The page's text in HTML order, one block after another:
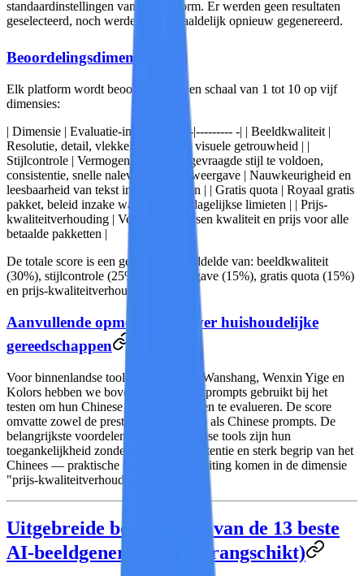
standaardinstellingen van elk platform. Er werden geen resultaten
geselecteerd, noch werden ze herhaaldelijk opnieuw gegenereerd.
Beoordelingsdimensies
Elk platform wordt beoordeeld op een schaal van 1 tot 10 op vijf
dimensies:
| Dimensie | Evaluatie-inhoud | |------|--------- -| | Beeldkwaliteit |
Resolutie, detail, vlekkeloze uitvoer, visuele getrouwheid | |
Stijlcontrole | Vermogen om aan de gevraagde stijl te voldoen,
consistentie, snelle naleving | |
Tekstweergave | Nauwkeurigheid en
leesbaarheid van tekst in afbeeldingen | | Gratis quota | Royaal gratis
pakket, beleid inzake watermerken, dagelijkse limieten | | Prijs-
kwaliteitverhouding | Verhouding tussen kwaliteit en prijs voor alle
betaalde pakketten |
De totale score is een gewogen gemiddelde van: beeldkwaliteit
(30%), stijlcontrole (25%), tekstweergave (15%), gratis quota (15%)
en prijs-kwaliteitverhouding (15%).
Aanvullende opmerkingen over huishoudelijke
gereedschappen
Voor binnenlandse tools zoals Tongyi Wanshang, Wenxin Yige en
Kolors hebben we bovendien Chinese prompts gebruikt bij het
testen om hun Chinese begripsvermogen te evalueren. De score
omvatte zowel de prestaties bij Engelse als Chinese prompts. De
belangrijkste voordelen van binnenlandse tools zijn hun
toegankelijkheid zonder VPN's, lage latentie en sterk begrip van het
Chinees — praktische factoren die tot uiting komen in de dimensie
"prijs-kwaliteitverhouding".
Uitgebreide beoordeling van de 13 beste
AI-beeldgeneratoren (gerangschikt)